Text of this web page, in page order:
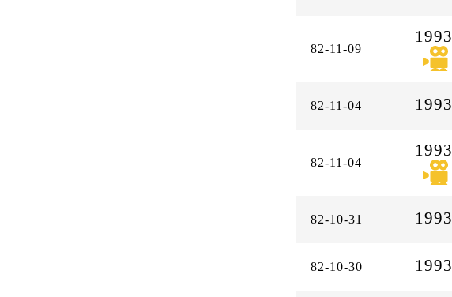
82-11-09
82-11-04
82-11-04
82-10-31
82-10-30